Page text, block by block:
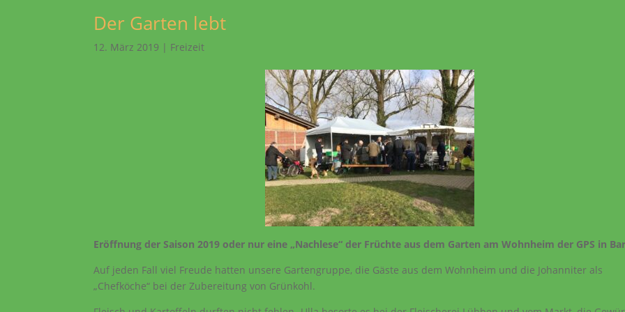
Der Garten lebt
12. März 2019 | Freizeit
Eröffnung der Saison 2019 oder nur eine „Nachlese“ der Früchte aus dem Garten am Wohnheim der GPS in
Auf jeden Fall viel Freude hatten unsere Gartengruppe, die Gäste aus dem Wohnheim und die Johanniter als
„Chefköche“ bei der Zubereitung von Grünkohl.